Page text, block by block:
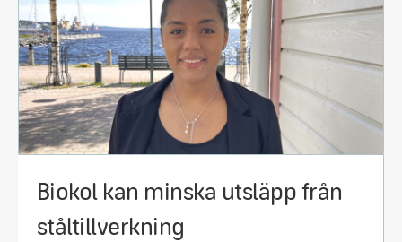
Biokol kan minska utsläpp från
ståltillverkning